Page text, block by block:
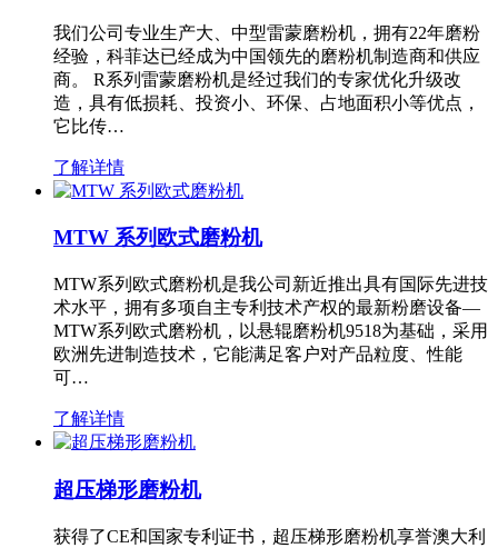
我们公司专业生产大、中型雷蒙磨粉机，拥有22年磨粉
经验，科菲达已经成为中国领先的磨粉机制造商和供应
商。 R系列雷蒙磨粉机是经过我们的专家优化升级改
造，具有低损耗、投资小、环保、占地面积小等优点，
它比传…
了解详情
MTW 系列欧式磨粉机
MTW系列欧式磨粉机是我公司新近推出具有国际先进技
术水平，拥有多项自主专利技术产权的最新粉磨设备—
MTW系列欧式磨粉机，以悬辊磨粉机9518为基础，采用
欧洲先进制造技术，它能满足客户对产品粒度、性能
可…
了解详情
超压梯形磨粉机
获得了CE和国家专利证书，超压梯形磨粉机享誉澳大利